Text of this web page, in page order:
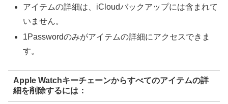
アイテムの詳細は、iCloudバックアップには含まれて
いません。
1Passwordのみがアイテムの詳細にアクセスできま
す。
Apple Watchキーチェーンからすべてのアイテムの詳
細を削除するには：